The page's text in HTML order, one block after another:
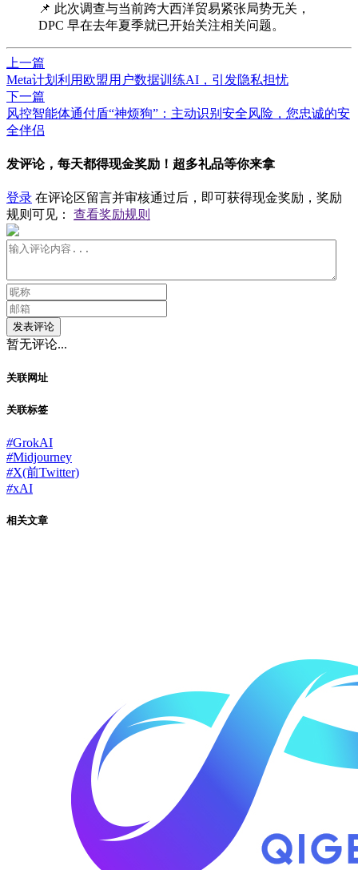
📌 此次调查与当前跨大西洋贸易紧张局势无关，
DPC 早在去年夏季就已开始关注相关问题。
上一篇
Meta计划利用欧盟用户数据训练AI，引发隐私担忧
下一篇
风控智能体通付盾“神烦狗”：主动识别安全风险，您忠诚的安
全伴侣
发评论，每天都得现金奖励！超多礼品等你来拿
登录 在评论区留言并审核通过后，即可获得现金奖励，奖励
规则可见： 查看奖励规则
发表评论
暂无评论...
关联网址
关联标签
#GrokAI
#Midjourney
#X(前Twitter)
#xAI
相关文章